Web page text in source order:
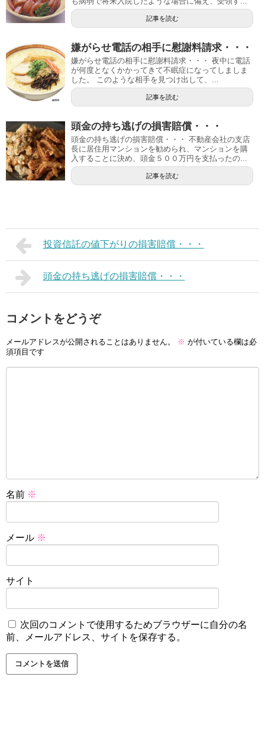
記事を読む
嫌がらせ電話の相手に慰謝料請求・・・
嫌がらせ電話の相手に慰謝料請求・・・ 夜中に電話
が何度となくかかってきて不眠症になってしましま
した。 このような相手を見つけ出して、...
記事を読む
頭金の持ち逃げの損害賠償・・・
頭金の持ち逃げの損害賠償・・・ 不動産会社の支店
長に居住用マンションを勧められ、マンションを購
入することに決め、頭金５００万円を支払ったの...
記事を読む
投資信託の値下がりの損害賠償・・・
頭金の持ち逃げの損害賠償・・・
コメントをどうぞ
メールアドレスが公開されることはありません。 ※ が付いている欄は必
須項目です
名前 ※
メール ※
サイト
次回のコメントで使用するためブラウザーに自分の名
前、メールアドレス、サイトを保存する。